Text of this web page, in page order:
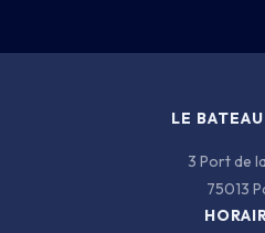
LE
3 Port de
75013